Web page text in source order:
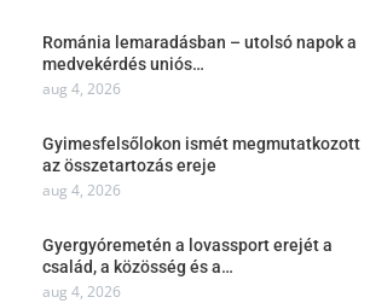
Románia lemaradásban – utolsó napok a
medvekérdés uniós…
aug 4, 2026
Gyimesfelsőlokon ismét megmutatkozott
az összetartozás ereje
aug 4, 2026
Gyergyóremetén a lovassport erejét a
család, a közösség és a…
aug 4, 2026